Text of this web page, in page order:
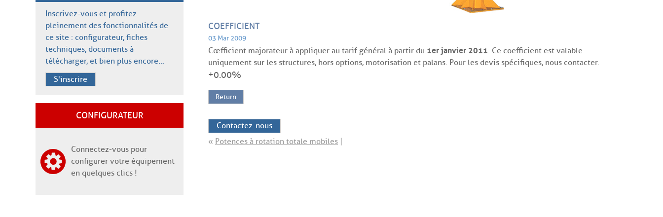
Inscrivez-vous et profitez
pleinement des fonctionnalités de
ce site : configurateur, fiches
techniques, documents à
télécharger, et bien plus encore…
S'inscrire
CONFIGURATEUR
Connectez-vous pour
configurer votre équipement
en quelques clics !
COEFFICIENT
03 Mar 2009
Cœfficient majorateur à appliquer au tarif général à partir du 1er janvier 2011. Ce coefficient est valable
uniquement sur les structures, hors options, motorisation et palans. Pour les devis spécifiques, nous contacter.
+0.00%
Return
Contactez-nous
« Potences à rotation totale mobiles